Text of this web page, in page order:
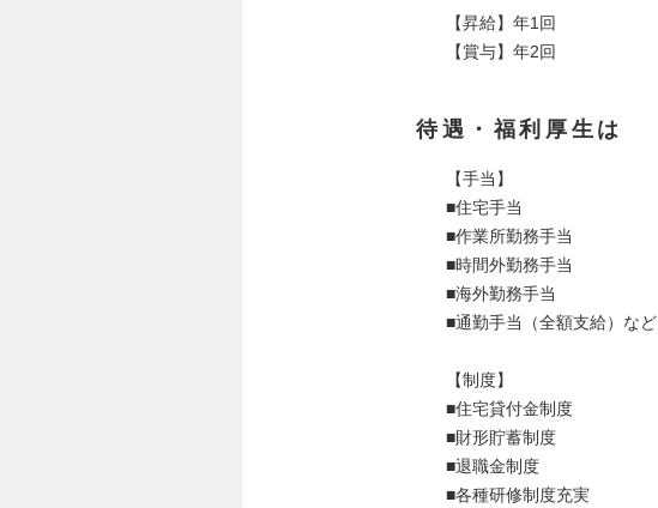
【昇給】年1回
【賞与】年2回
待遇・福利厚生は
【手当】
■住宅手当
■作業所勤務手当
■時間外勤務手当
■海外勤務手当
■通勤手当（全額支給）など
【制度】
■住宅貸付金制度
■財形貯蓄制度
■退職金制度
■各種研修制度充実